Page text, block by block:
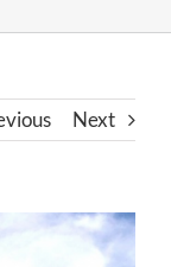
Next